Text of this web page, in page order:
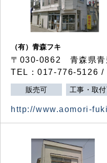
（有）青森フキ
〒030-0862 青森県青
TEL：017-776-5126 /
販売可 工事・取
http://www.aomori-